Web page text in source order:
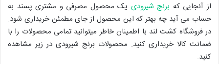
از آنجایی که برنج شیرودی یک محصول مصرفی و مشتری پسند به
حساب می آید چه بهتر که این محصول از جای مطمئن خریداری شود.
در فروشگاه کشت لند با اطمینان خاطر میتوانید تمامی محصولات را با
ضمانت کالا خریداری کنید. محصولات برنج شیرودی در زیر مشاهده
کنید.